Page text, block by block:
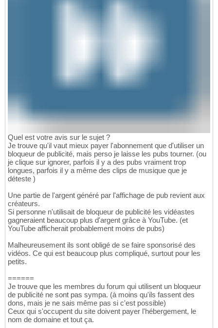
Quel est votre avis sur le sujet ?
Je trouve qu'il vaut mieux payer l'abonnement que d'utiliser un
bloqueur de publicité, mais perso je laisse les pubs tourner. (ou
je clique sur ignorer, parfois il y a des pubs vraiment trop
longues, parfois il y a même des clips de musique que je
déteste )
Une partie de l'argent généré par l'affichage de pub revient aux
créateurs.
Si personne n'utilisait de bloqueur de publicité les vidéastes
gagneraient beaucoup plus d'argent grâce à YouTube. (et
YouTube afficherait probablement moins de pubs)
Malheureusement ils sont obligé de se faire sponsorisé des
vidéos. Ce qui est beaucoup plus compliqué, surtout pour les
petits.
======
Je trouve que les membres du forum qui utilisent un bloqueur
de publicité ne sont pas sympa. (à moins qu'ils fassent des
dons, mais je ne sais même pas si c'est possible)
Ceux qui s'occupent du site doivent payer l'hébergement, le
nom de domaine et tout ça.